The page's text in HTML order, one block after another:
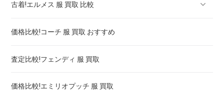
古着!エルメス 服 買取 比較
エルメス バーキン・ケリー 買取 比較 ! 高く売るには
エルメス 時計 ケリー 買取 ! 高く売るには
エルメス 時計 クリッパー 買取価格
価格比較!コーチ 服 買取 おすすめ
査定比較!フェンディ 服 買取
価格比較!エミリオプッチ 服 買取